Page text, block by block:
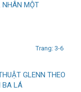
NHÂN MỘT
Trang: 3-6
GLENN THEO
BA LÁ